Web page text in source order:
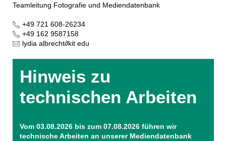
Teamleitung Fotografie und Mediendatenbank
+49 721 608-26234
+49 162 9587158
lydia albrecht∂kit edu
Hinweis zu
technischen Arbeiten
Vom 03.08.2026 bis zum 07.08.2026führen wir
technische Arbeiten an unserer Mediendatenbank